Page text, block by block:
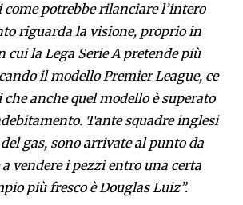
potrebbe rilanciare l’intero
riguarda la visione, proprio in
cui la Lega Serie A pretende più
il modello Premier League, ce
anche quel modello è superato
Tante squadre inglesi
gas, sono arrivate al punto da
vendere i pezzi entro una certa
più fresco è Douglas Luiz”.